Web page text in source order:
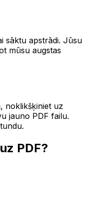
sāktu apstrādi. Jūsu
mūsu augstas
noklikšķiniet uz
jauno PDF failu.
PDF?